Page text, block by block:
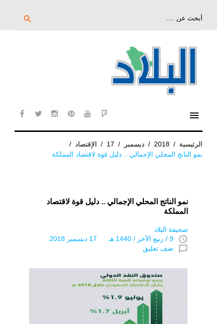
search
menu
الرئيسية /
2018
/ ديسمبر /
17
/ الإقتصاد
/
نمو الناتج المحلي الإجمالي .. دليل قوة لاقتصاد المملكة
نمو الناتج المحلي الإجمالي .. دليل قوة لاقتصاد
المملكة
صحيفة البلاد
access_time 9 / ربيع الآخر / 1440 هـ 17 ديسمبر 2018
chat_bubble_outline ضف تعليق